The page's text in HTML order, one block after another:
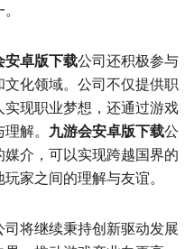
安卓版下载公司还积极参与
化领域。公司不仅提供职
现职业梦想，还通过游戏
解。 九游会安卓版下载公
介，可以实现跨越国界的
家之间的理解与友谊。
司将继续秉持创新驱动发展